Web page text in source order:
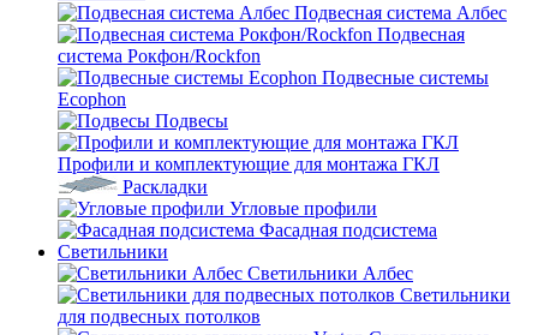
Подвесная система Албес
Подвесная
система Рокфон/Rockfon
Подвесные системы
Ecophon
Подвесы
Профили и комплектующие для монтажа ГКЛ
Раскладки
Угловые профили
Фасадная подсистема
Светильники
Светильники Албес
Светильники
для подвесных потолков